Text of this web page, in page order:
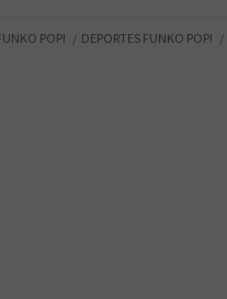
POP! DEPORTES FUNKO POP!